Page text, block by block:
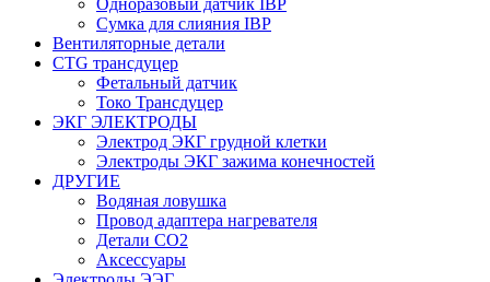
Сумка для слияния IBP
Вентиляторные детали
CTG трансдуцер
Фетальный датчик
Токо Трансдуцер
ЭКГ ЭЛЕКТРОДЫ
Электрод ЭКГ грудной клетки
Электроды ЭКГ зажима конечностей
ДРУГИЕ
Водяная ловушка
Провод адаптера нагревателя
Детали CO2
Аксессуары